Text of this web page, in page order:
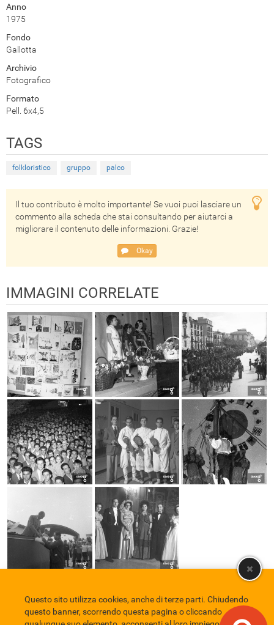
Anno
1975
Fondo
Gallotta
Archivio
Fotografico
Formato
Pell. 6x4,5
TAGS
folkloristico gruppo palco
Il tuo contributo è molto importante! Se vuoi puoi lasciare un
commento alla scheda che stai consultando per aiutarci a
migliorare il contenuto delle informazioni. Grazie!
Okay
IMMAGINI CORRELATE
Comune di Eboli Servizio Bibliotecario Nazionale
Privacy policy
Credits
Questo sito utilizza cookies, anche di terze parti. Chiudendo
questo banner, scorrendo questa pagina o cliccando